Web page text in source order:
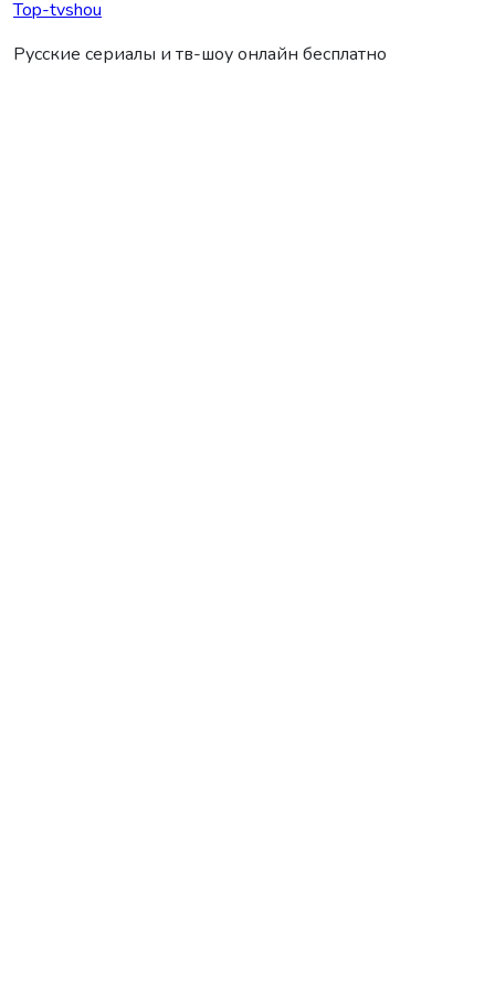
Top-tvshou
Русские сериалы и тв-шоу онлайн бесплатно